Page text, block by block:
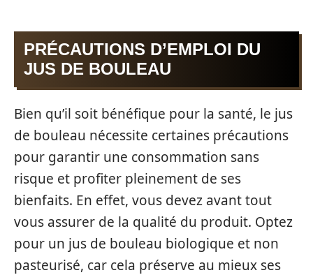
PRÉCAUTIONS D’EMPLOI DU
JUS DE BOULEAU
Bien qu’il soit bénéfique pour la santé, le jus
de bouleau nécessite certaines précautions
pour garantir une consommation sans
risque et profiter pleinement de ses
bienfaits. En effet, vous devez avant tout
vous assurer de la qualité du produit. Optez
pour un jus de bouleau biologique et non
pasteurisé, car cela préserve au mieux ses